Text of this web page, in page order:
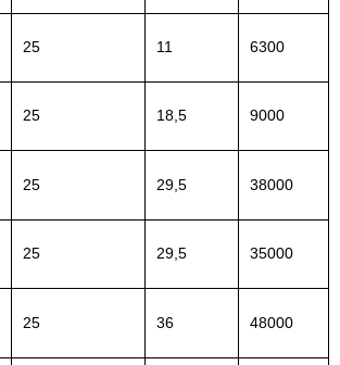
25 11 6300
25 18,5 9000
25 29,5 38000
25 29,5 35000
25 36 48000